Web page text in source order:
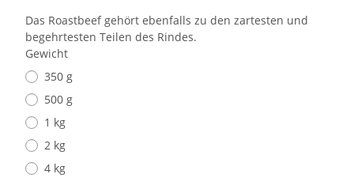
Das Roastbeef gehört ebenfalls zu den zartesten und
begehrtesten Teilen des Rindes.
Gewicht
350 g
500 g
1 kg
2 kg
4 kg